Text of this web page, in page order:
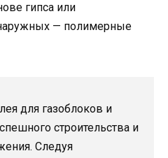
гипса или
— полимерные
для газоблоков и
строительства и
Следуя